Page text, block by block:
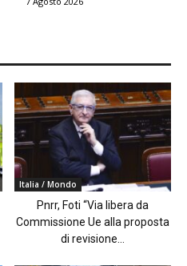
Italia / Mondo
Pnrr, Foti “Via libera da
Commissione Ue alla proposta
di revisione...